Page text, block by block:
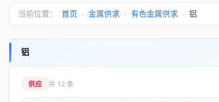
当前位置： 首页 › 金属供求 › 有色金属供求 › 铝
铝
供应 共 12 条